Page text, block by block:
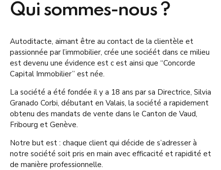
Qui sommes-nous ?
Autoditacte, aimant être au contact de la clientèle et
passionnée par l’immobilier, crée une sociéét dans ce milieu
est devenu une évidence est c est ainsi que “Concorde
Capital Immobilier” est née.
La société a été fondée il y a 18 ans par sa Directrice, Silvia
Granado Corbi, débutant en Valais, la société a rapidement
obtenu des mandats de vente dans le Canton de Vaud,
Fribourg et Genève.
Notre but est : chaque client qui décide de s’adresser à
notre société soit pris en main avec efficacité et rapidité et
de manière professionnelle.